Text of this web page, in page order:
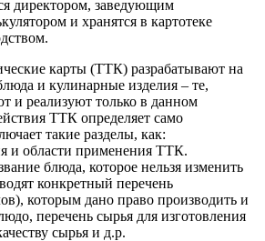
директором, заведующим
и хранятся в картотеке
карты (ТТК) разрабатывают на
и кулинарные изделия – те,
и реализуют только в данном
ТТК определяет само
такие разделы, как:
и области применения ТТК.
блюда, которое нельзя изменить
конкретный перечень
которым дано право производить и
перечень сырья для изготовления
сырья и д.р.